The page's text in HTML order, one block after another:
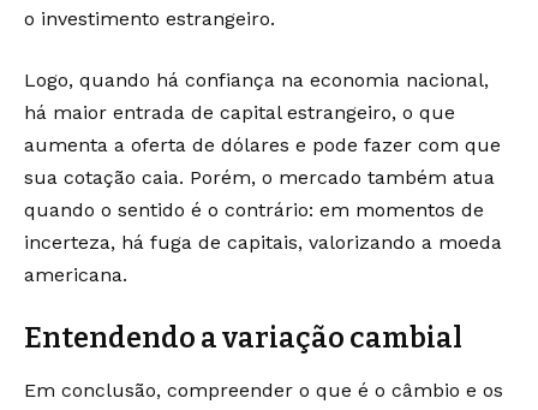
o investimento estrangeiro.
Logo, quando há confiança na economia nacional,
há maior entrada de capital estrangeiro, o que
aumenta a oferta de dólares e pode fazer com que
sua cotação caia. Porém, o mercado também atua
quando o sentido é o contrário: em momentos de
incerteza, há fuga de capitais, valorizando a moeda
americana.
Entendendo a variação cambial
Em conclusão, compreender o que é o câmbio e os